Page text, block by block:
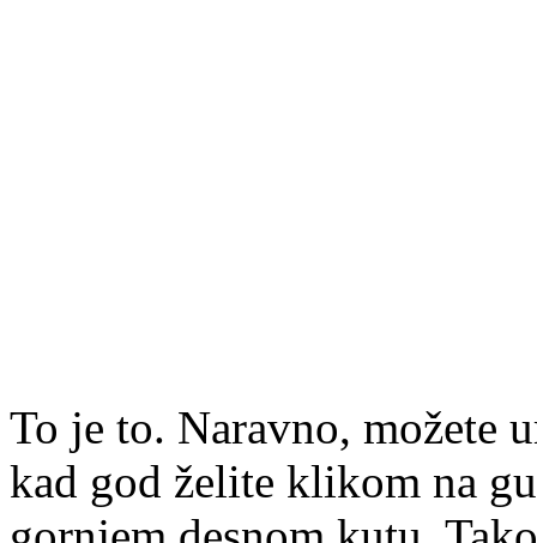
To je to. Naravno, možete
kad god želite klikom na